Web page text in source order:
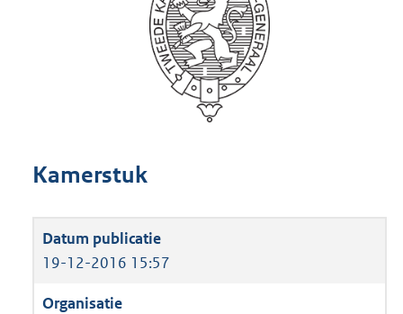
Kamerstuk
19-12-2016 15:57